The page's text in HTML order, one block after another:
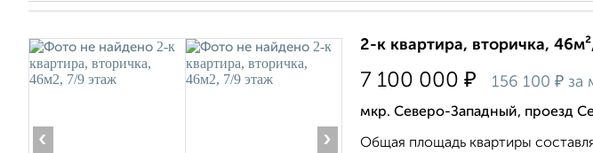
‹ ›
2-к квартира, вторичка,
7 100 000 ₽ 156 100 ₽ за
мкр. Северо-Западный, проезд
Общая площадь квартиры